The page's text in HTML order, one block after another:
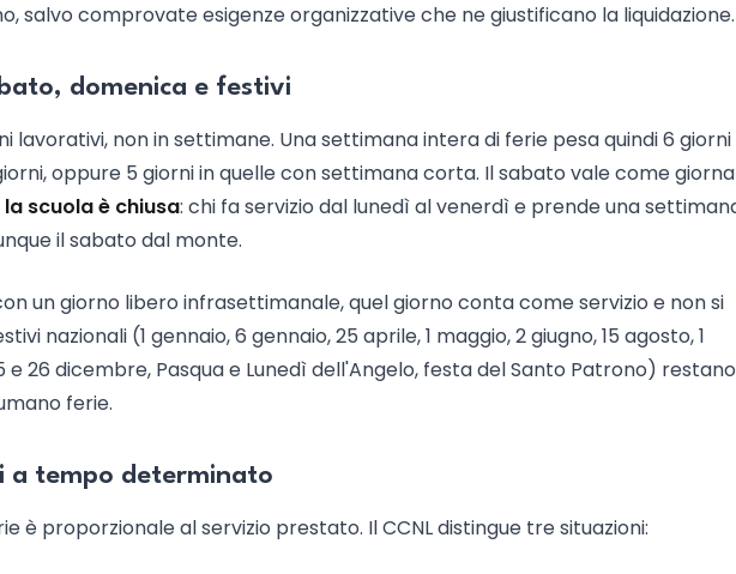
salvo comprovate esigenze organizzative che ne giustificano la liquidazione.
domenica e festivi
lavorativi, non in settimane. Una settimana intera di ferie pesa quindi 6
oppure 5 giorni in quelle con settimana corta. Il sabato vale come
scuola è chiusa: chi fa servizio dal lunedì al venerdì e prende una
il sabato dal monte.
un giorno libero infrasettimanale, quel giorno conta come servizio e non si
nazionali (1 gennaio, 6 gennaio, 25 aprile, 1 maggio, 2 giugno, 15 agosto, 1
26 dicembre, Pasqua e Lunedì dell'Angelo, festa del Santo Patrono)
ferie.
a tempo determinato
è proporzionale al servizio prestato. Il CCNL distingue tre situazioni: